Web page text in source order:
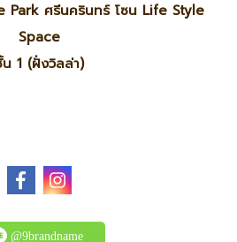
Park ศรีนครินทร์ โซน Life Style
Space
น 1 (ฝั่งวิลล่า)
@9brandname